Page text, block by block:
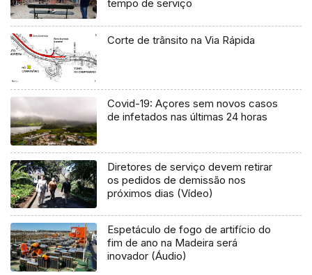
tempo de serviço
Corte de trânsito na Via Rápida
Covid-19: Açores sem novos casos
de infetados nas últimas 24 horas
Diretores de serviço devem retirar
os pedidos de demissão nos
próximos dias (Vídeo)
Espetáculo de fogo de artifício do
fim de ano na Madeira será
inovador (Áudio)